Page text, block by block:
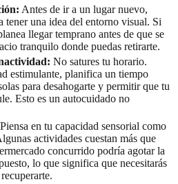
Antes de ir a un lugar nuevo,
tener una idea del entorno visual. Si
llegar temprano antes de que se
tranquilo donde puedas retirarte.
No satures tu horario.
estimulante, planifica un tiempo
para desahogarte y permitir que tu
Esto es un autocuidado no
Piensa en tu capacidad sensorial como
actividades cuestan más que
concurrido podría agotar la
lo que significa que necesitarás